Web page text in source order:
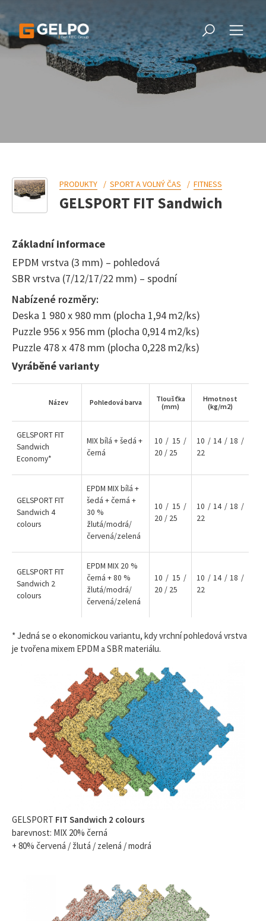
PRODUKTY SPORT A VOLNÝ ČAS FITNESS
GELSPORT FIT Sandwich
Základní informace
EPDM vrstva (3 mm) – pohledová
SBR vrstva (7/12/17/22 mm) – spodní
Nabízené rozměry:
Deska 1 980 x 980 mm (plocha 1,94 m2/ks)
Puzzle 956 x 956 mm (plocha 0,914 m2/ks)
Puzzle 478 x 478 mm (plocha 0,228 m2/ks)
Vyráběné varianty
Název Pohledová barva
Tloušťka
(mm)
Hmotnost
(kg/m2)
GELSPORT FIT
Sandwich
Economy*
MIX bílá + šedá +
černá
10 / 15 /
20 / 25
10 / 14 / 18 /
22
GELSPORT FIT
Sandwich 4
colours
EPDM MIX bílá +
šedá + černá +
30 %
žlutá/modrá/
červená/zelená
10 / 15 /
20 / 25
10 / 14 / 18 /
22
GELSPORT FIT
Sandwich 2
colours
EPDM MIX 20 %
černá + 80 %
žlutá/modrá/
červená/zelená
10 / 15 /
20 / 25
10 / 14 / 18 /
22
* Jedná se o ekonomickou variantu, kdy vrchní pohledová vrstva
je tvořena mixem EPDM a SBR materiálu.
GELSPORT FIT Sandwich 2 colours
barevnost: MIX 20% černá
+ 80% červená / žlutá / zelená / modrá